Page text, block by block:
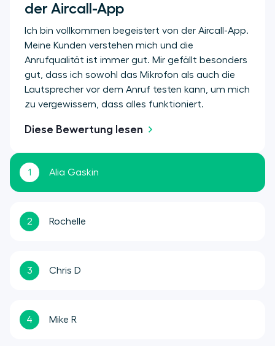
der Aircall-App
Ich bin vollkommen begeistert von der Aircall-App.
Meine Kunden verstehen mich und die
Anrufqualität ist immer gut. Mir gefällt besonders
gut, dass ich sowohl das Mikrofon als auch die
Lautsprecher vor dem Anruf testen kann, um mich
zu vergewissern, dass alles funktioniert.
Diese Bewertung lesen
1 Alia Gaskin
2 Rochelle
3 Chris D
4 Mike R